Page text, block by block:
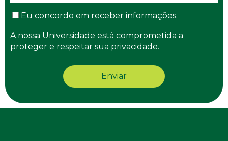
Eu concordo em receber informações.
A nossa Universidade está comprometida a
proteger e respeitar sua privacidade.
Enviar